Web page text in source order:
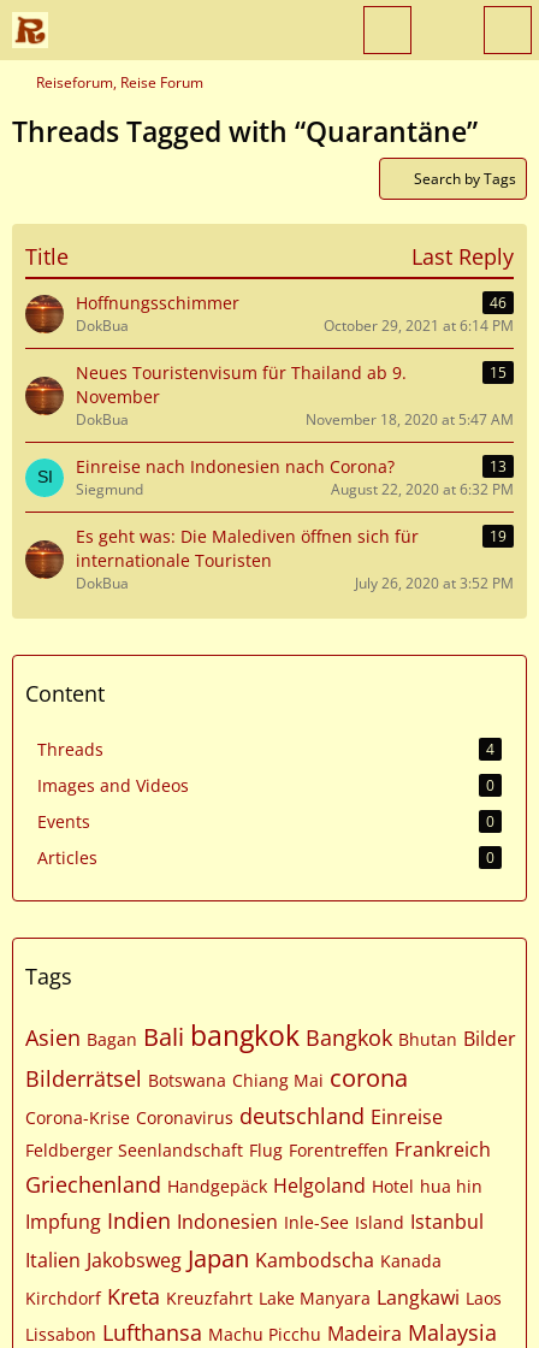
Reiseforum, Reise Forum
Threads Tagged with “Quarantäne”
Search by Tags
Title Last Reply
Hoffnungsschimmer
46
DokBua
October 29, 2021 at 6:14 PM
Neues Touristenvisum für Thailand ab 9.
November
15
DokBua November 18, 2020 at 5:47 AM
Einreise nach Indonesien nach Corona?
13
Siegmund
August 22, 2020 at 6:32 PM
Es geht was: Die Malediven öffnen sich für
internationale Touristen
19
DokBua July 26, 2020 at 3:52 PM
Content
Threads 4
Images and Videos 0
Events 0
Articles 0
Tags
Asien Bagan Bali bangkok Bangkok Bhutan Bilder
Bilderrätsel Botswana Chiang Mai corona
Corona-Krise Coronavirus deutschland Einreise
Feldberger Seenlandschaft Flug Forentreffen Frankreich
Griechenland Handgepäck Helgoland Hotel hua hin
Impfung Indien Indonesien Inle-See Island Istanbul
Italien Jakobsweg Japan Kambodscha Kanada
Kirchdorf Kreta Kreuzfahrt Lake Manyara Langkawi Laos
Lissabon Lufthansa Machu Picchu Madeira Malaysia